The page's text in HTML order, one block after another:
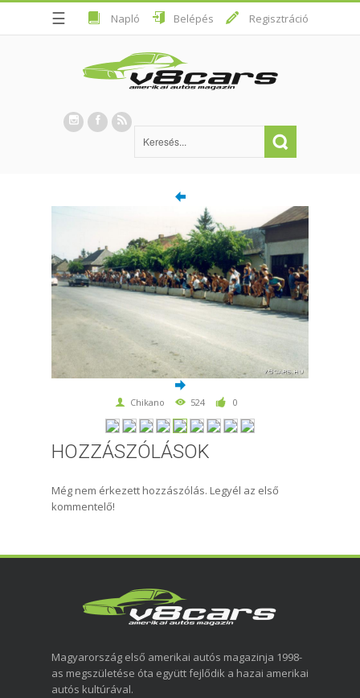
☰ Napló Belépés Regisztráció
Chikano 524 0
HOZZÁSZÓLÁSOK
Még nem érkezett hozzászólás. Legyél az első
kommentelő!
Magyarország első amerikai autós magazinja 1998-
as megszületése óta együtt fejlődik a hazai amerikai
autós kultúrával.